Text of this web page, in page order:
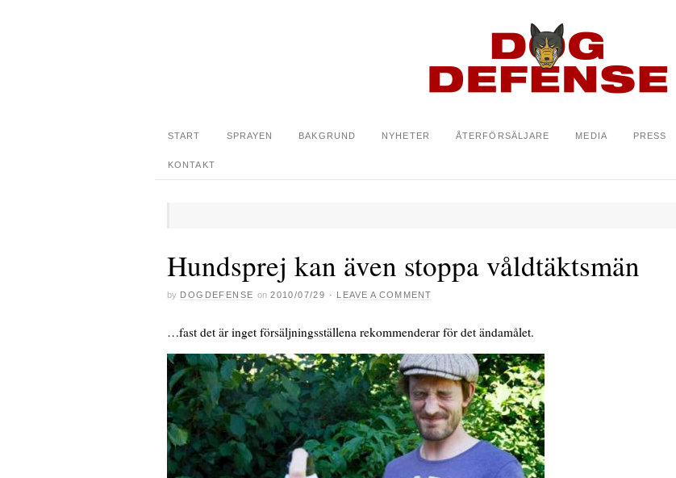
START SPRAYEN BAKGRUND NYHETER ÅTERFÖRSÄLJARE MEDIA PRESS
KONTAKT
Hundsprej kan även stoppa våldtäktsmän
by DOGDEFENSE on 2010/07/29 · LEAVE A COMMENT
…fast det är inget försäljningsställena rekommenderar för det ändamålet.